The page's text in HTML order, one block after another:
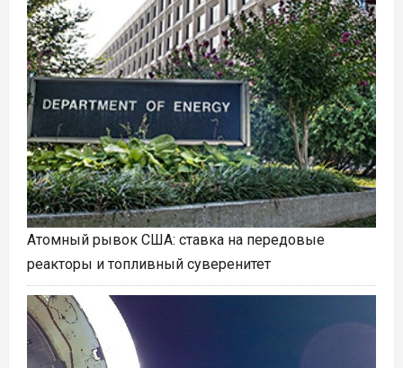
Атомный рывок США: ставка на передовые
реакторы и топливный суверенитет